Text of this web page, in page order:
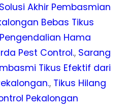
Akhir Pembasmian
Bebas Tikus
Hama
Pest Control., Sarang
Tikus Efektif dari
, Tikus Hilang
Pekalongan